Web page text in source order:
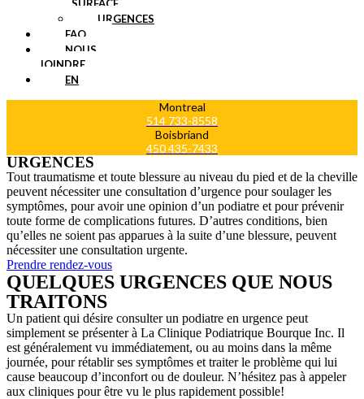
SURFACE
URGENCES
FAQ
NOUS
JOINDRE
EN
Montreal
514 733-8558
Boisbriand
450 435-7433
URGENCES
Tout traumatisme et toute blessure au niveau du pied et de la cheville
peuvent nécessiter une consultation d’urgence pour soulager les
symptômes, pour avoir une opinion d’un podiatre et pour prévenir
toute forme de complications futures. D’autres conditions, bien
qu’elles ne soient pas apparues à la suite d’une blessure, peuvent
nécessiter une consultation urgente.
Prendre rendez-vous
QUELQUES URGENCES QUE NOUS
TRAITONS
Un patient qui désire consulter un podiatre en urgence peut
simplement se présenter à La Clinique Podiatrique Bourque Inc. Il
est généralement vu immédiatement, ou au moins dans la même
journée, pour rétablir ses symptômes et traiter le problème qui lui
cause beaucoup d’inconfort ou de douleur. N’hésitez pas à appeler
aux cliniques pour être vu le plus rapidement possible!